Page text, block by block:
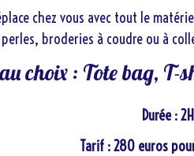
chez vous avec tout le
broderies à coudre ou à
choix : Tote bag, T-
Durée : 2H
Tarif : 280 euros